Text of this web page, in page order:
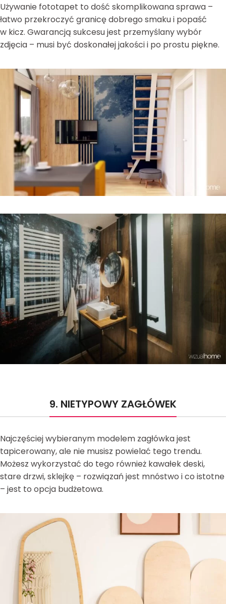
Używanie fototapet to dość skomplikowana sprawa –
łatwo przekroczyć granicę dobrego smaku i popaść
w kicz. Gwarancją sukcesu jest przemyślany wybór
zdjęcia – musi być doskonałej jakości i po prostu piękne.
9. NIETYPOWY ZAGŁÓWEK
Najczęściej wybieranym modelem zagłówka jest
tapicerowany, ale nie musisz powielać tego trendu.
Możesz wykorzystać do tego również kawałek deski,
stare drzwi, sklejkę – rozwiązań jest mnóstwo i co istotne
– jest to opcja budżetowa.